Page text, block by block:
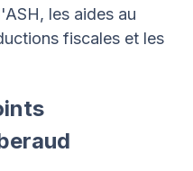
les aides au
fiscales et les